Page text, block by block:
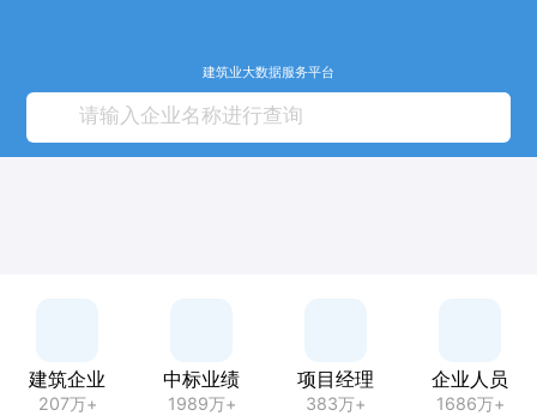
建筑业大数据服务平台
建筑企业
207万+
中标业绩
1989万+
项目经理
383万+
企业人员
1686万+